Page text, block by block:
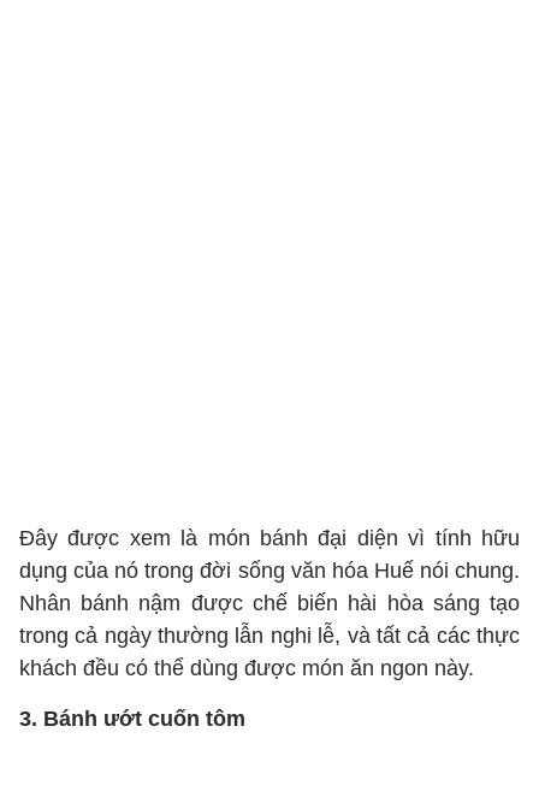
Đây được xem là món bánh đại diện vì tính hữu
dụng của nó trong đời sống văn hóa Huế nói chung.
Nhân bánh nậm được chế biến hài hòa sáng tạo
trong cả ngày thường lẫn nghi lễ, và tất cả các thực
khách đều có thể dùng được món ăn ngon này.
3. Bánh ướt cuốn tôm